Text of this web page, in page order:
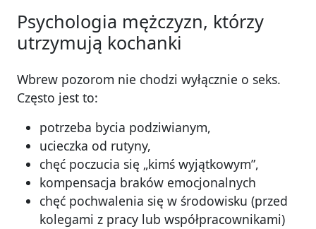
Psychologia mężczyzn, którzy
utrzymują kochanki
Wbrew pozorom nie chodzi wyłącznie o seks.
Często jest to:
potrzeba bycia podziwianym,
ucieczka od rutyny,
chęć poczucia się „kimś wyjątkowym”,
kompensacja braków emocjonalnych
chęć pochwalenia się w środowisku (przed
kolegami z pracy lub współpracownikami)